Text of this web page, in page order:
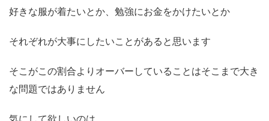
好きな服が着たいとか、勉強にお金をかけたいとか
それぞれが大事にしたいことがあると思います
そこがこの割合よりオーバーしていることはそこまで大き
な問題ではありません